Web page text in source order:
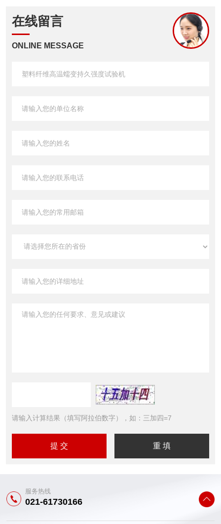
在线留言
ONLINE MESSAGE
请输入计算结果（填写阿拉伯数字），如：三加四=7
服务热线
021-61730166